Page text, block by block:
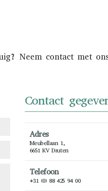
Neem contact met
Contact
Adres
Meubellaan 1,
6651 KV Druten
Telefoon
+31 (0) 88 425 94 00